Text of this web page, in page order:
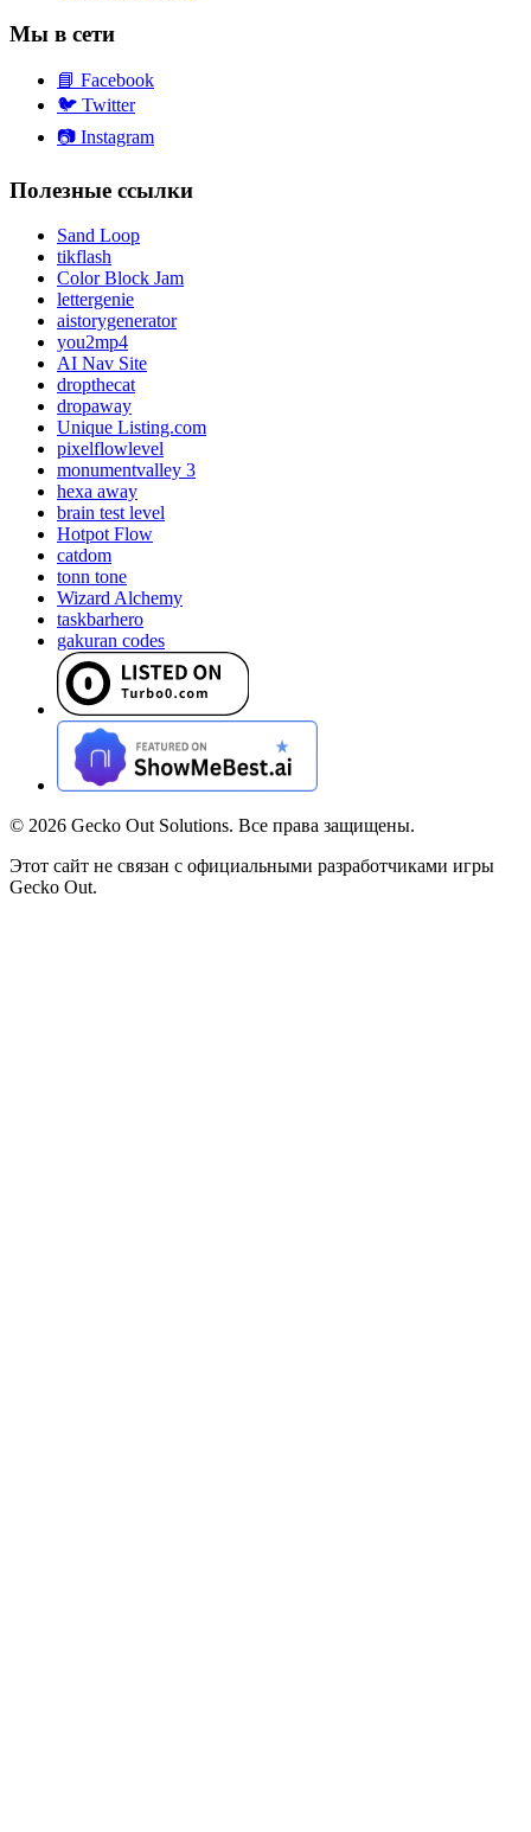
Мы в сети
📘 Facebook
🐦 Twitter
📷 Instagram
Полезные ссылки
Sand Loop
tikflash
Color Block Jam
lettergenie
aistorygenerator
you2mp4
AI Nav Site
dropthecat
dropaway
Unique Listing.com
pixelflowlevel
monumentvalley 3
hexa away
brain test level
Hotpot Flow
catdom
tonn tone
Wizard Alchemy
taskbarhero
gakuran codes
© 2026 Gecko Out Solutions. Все права защищены.
Этот сайт не связан с официальными разработчиками игры
Gecko Out.